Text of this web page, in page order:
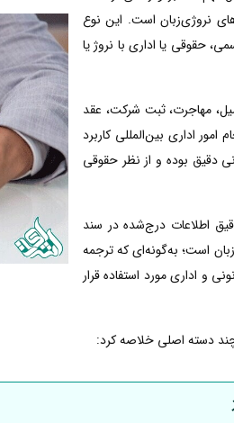
نروژی‌زبان است. این نوع
حقوقی یا اداری با نروژ یا
مهاجرت، ثبت شرکت، عقد
امور اداری بین‌المللی کاربرد
دقیق بوده و از نظر حقوقی
اطلاعات درج‌شده در سند
است؛ به‌گونه‌ای که ترجمه
و اداری مورد استفاده قرار
چند دسته اصلی خلاصه کرد: